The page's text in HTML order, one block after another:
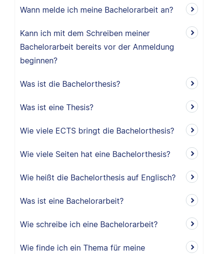
Wann melde ich meine Bachelorarbeit an?
Kann ich mit dem Schreiben meiner
Bachelorarbeit bereits vor der Anmeldung
beginnen?
Was ist die Bachelorthesis?
Was ist eine Thesis?
Wie viele ECTS bringt die Bachelorthesis?
Wie viele Seiten hat eine Bachelorthesis?
Wie heißt die Bachelorthesis auf Englisch?
Was ist eine Bachelorarbeit?
Wie schreibe ich eine Bachelorarbeit?
Wie finde ich ein Thema für meine